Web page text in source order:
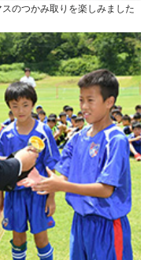
のつかみ取りを楽しみました